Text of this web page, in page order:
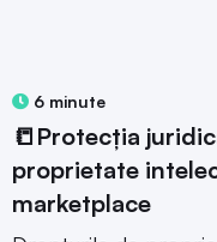
6 minute
📒Protecția
proprietate
marketplace